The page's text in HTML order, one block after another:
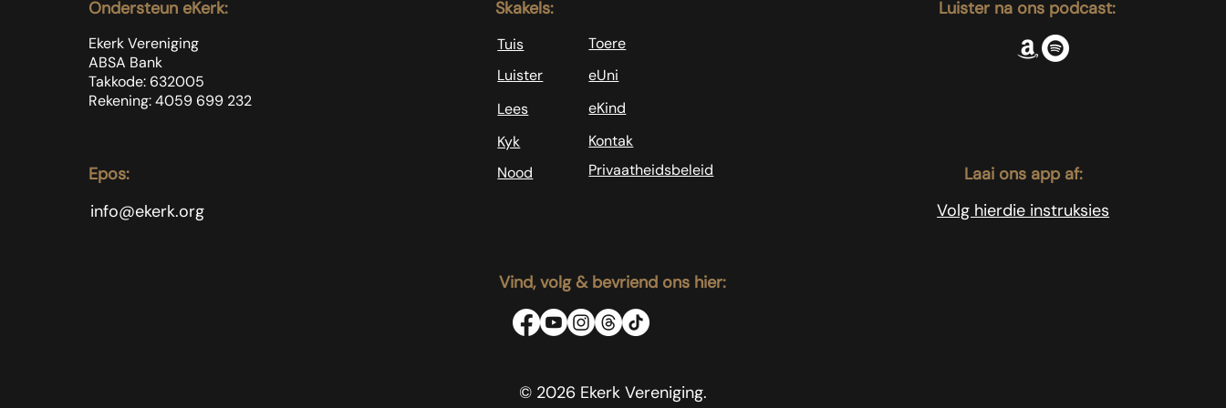
Ondersteun eKerk:
Ekerk Vereniging
ABSA Bank
Takkode: 632005
Rekening: 4059 699 232
Epos:
info@ekerk.org
Skakels:
Tuis
Toere
Luister
eUni
Lees
eKind
Kyk
Kontak
Nood
Privaatheidsbeleid
Vind, volg & bevriend ons hier:
© 2026 Ekerk Vereniging.
Luister na ons podcast:
Laai ons app af:
Volg hierdie instruksies